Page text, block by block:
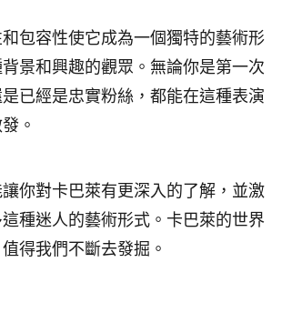
包容性使它成為一個獨特的藝術形
景和興趣的觀眾。無論你是第一次
已經是忠實粉絲，都能在這種表演
。
你對卡巴萊有更深入的了解，並激
種迷人的藝術形式。卡巴萊的世界
得我們不斷去發掘。